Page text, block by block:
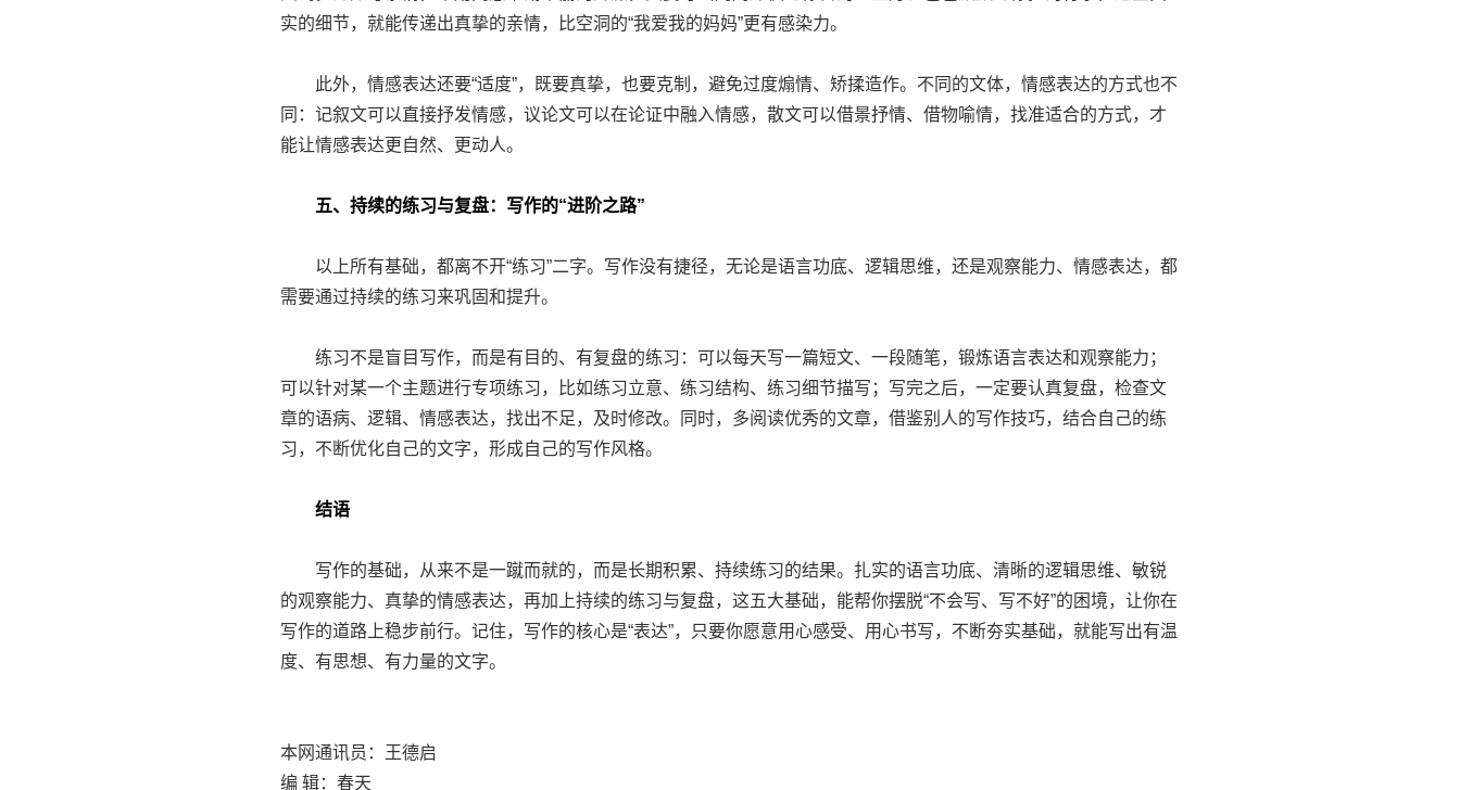
实的细节，就能传递出真挚的亲情，比空洞的“我爱我的妈妈”更有感染力。
此外，情感表达还要“适度”，既要真挚，也要克制，避免过度煽情、矫揉造作。不同的文体，情感表达的方式也不
同：记叙文可以直接抒发情感，议论文可以在论证中融入情感，散文可以借景抒情、借物喻情，找准适合的方式，才
能让情感表达更自然、更动人。
五、持续的练习与复盘：写作的“进阶之路”
以上所有基础，都离不开“练习”二字。写作没有捷径，无论是语言功底、逻辑思维，还是观察能力、情感表达，都
需要通过持续的练习来巩固和提升。
练习不是盲目写作，而是有目的、有复盘的练习：可以每天写一篇短文、一段随笔，锻炼语言表达和观察能力；
可以针对某一个主题进行专项练习，比如练习立意、练习结构、练习细节描写；写完之后，一定要认真复盘，检查文
章的语病、逻辑、情感表达，找出不足，及时修改。同时，多阅读优秀的文章，借鉴别人的写作技巧，结合自己的练
习，不断优化自己的文字，形成自己的写作风格。
结语
写作的基础，从来不是一蹴而就的，而是长期积累、持续练习的结果。扎实的语言功底、清晰的逻辑思维、敏锐
的观察能力、真挚的情感表达，再加上持续的练习与复盘，这五大基础，能帮你摆脱“不会写、写不好”的困境，让你在
写作的道路上稳步前行。记住，写作的核心是“表达”，只要你愿意用心感受、用心书写，不断夯实基础，就能写出有温
度、有思想、有力量的文字。
本网通讯员：王德启
编 辑：春天